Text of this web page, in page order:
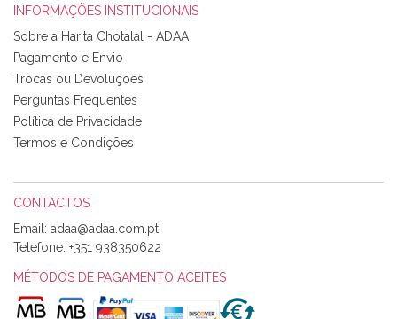
Tudo chegou em condições, pois os produtos vieram muito
bem acondicionados. Estou plenamente satisfeita com os
produtos adquiridos. Relativamente à bolsa, tem um tecido
com um padrão e cores muito bonitas e a execução está
perfeitíssima. Futuramente penso voltar a comprar na vossa
loja, têm excelentes artigos a um preço muito justo. A
Alexandra Morais
Olá boa Noite. Os meus tecidos chegaram hoje. Muito
obrigada pelo miminho que dá um jeitaço pras minhas linhas
de bordar e não sei o que pões nos tecidos, mas que cheiram
maravilhosamente ... cheiram! :) Muito Obrigada.
INFORMAÇÕES INSTITUCIONAIS
Sobre a Harita Chotalal - ADAA
Pagamento e Envio
Trocas ou Devoluções
Perguntas Frequentes
Política de Privacidade
Termos e Condições
CONTACTOS
Email:
Telefone: +351 938350622
MÉTODOS DE PAGAMENTO ACEITES